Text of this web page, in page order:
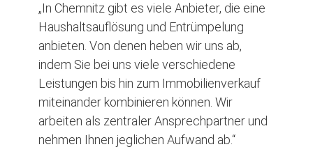
„In Chemnitz gibt es viele Anbieter, die eine
Haushaltsauflösung und Entrümpelung
anbieten. Von denen heben wir uns ab,
indem Sie bei uns viele verschiedene
Leistungen bis hin zum Immobilienverkauf
miteinander kombinieren können. Wir
arbeiten als zentraler Ansprechpartner und
nehmen Ihnen jeglichen Aufwand ab.“